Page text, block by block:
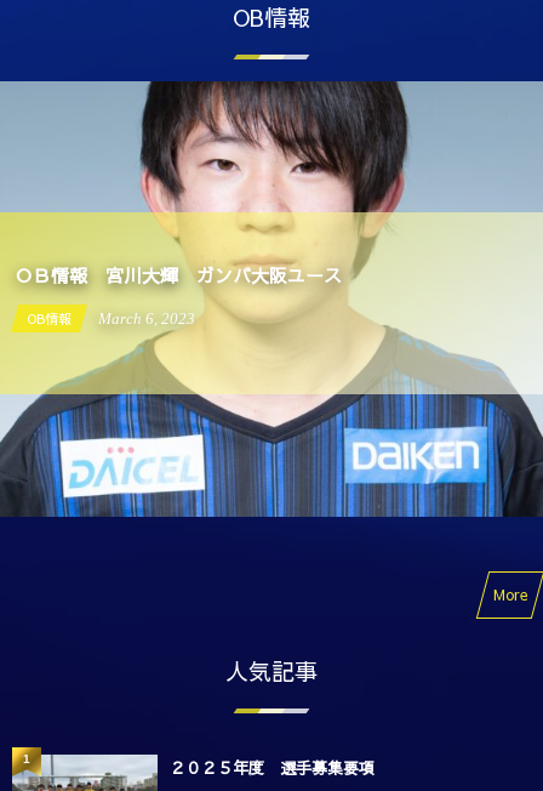
OB情報
ＯＢ情報 宮川大輝 ガンバ大阪ユース
OB情報 March 6 2023
More
人気記事
２０２５年度 選手募集要項
1